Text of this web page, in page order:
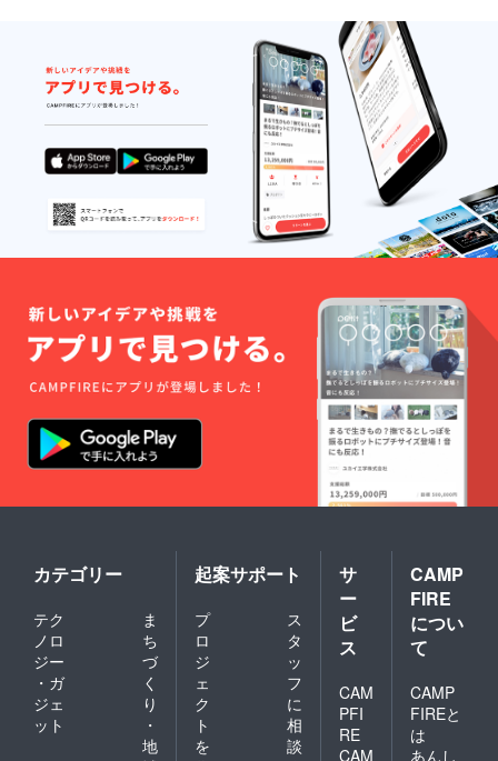
カテゴリー
テク
ノロ
ジー
・ガ
ジェ
ット
ま
ち
づ
く
り
・
地
起案サポート
プ
ロ
ジ
ェ
ク
ト
を
ス
タ
ッ
フ
に
相
談
サ
ー
ビ
ス
CAM
PFI
RE
CAM
CAMP
FIRE
につい
て
CAMP
FIREと
は
あんし